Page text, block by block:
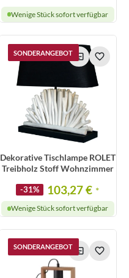
Wenige Stück sofort verfügbar
SONDERANGEBOT
Dekorative Tischlampe ROLET
Treibholz Stoff Wohnzimmer
-31% 103,27 € *
Wenige Stück sofort verfügbar
SONDERANGEBOT